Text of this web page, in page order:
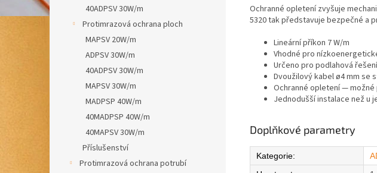
40ADPSV 30W/m
Protimrazová ochrana ploch
MAPSV 20W/m
ADPSV 30W/m
40ADPSV 30W/m
MAPSV 30W/m
MADPSP 40W/m
40MADPSP 40W/m
40MAPSV 30W/m
Příslušenství
Protimrazová ochrana potrubí
Ochranné opletení zvyšuje
5320 tak představuje bezpečné a
Lineární příkon 7 W/m
Vhodné pro
Určeno pro podlahová
Dvoužilový kabel ø4 mm se
Ochranné opletení —
Jednodušší instalace než u
Doplňkové parametry
Kategorie: